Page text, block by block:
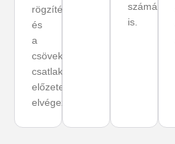
rögzítése
és
a
csövek
csatlakoztatása
előzetesen
elvégezhető.
számára
is.